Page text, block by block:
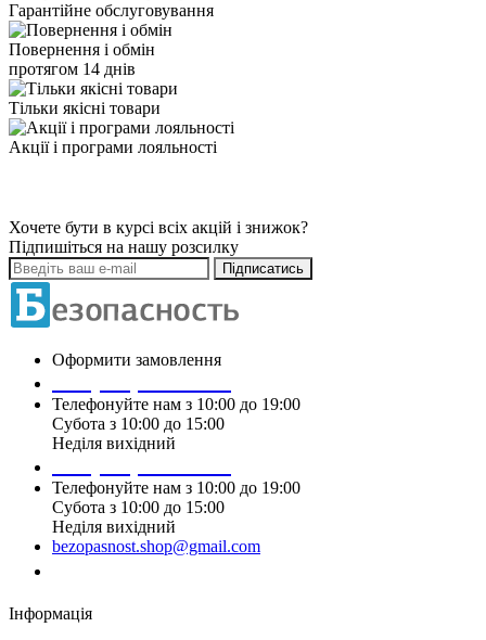
Гарантійне обслуговування
Повернення і обмін
протягом 14 днів
Тільки якісні товари
Акції і програми лояльності
Хочете бути в курсі всіх акцій і знижок?
Підпишіться на нашу розсилку
Підписатись
Оформити замовлення
Телефонуйте нам з 10:00 до 19:00
Субота з 10:00 до 15:00
Неділя вихідний
Телефонуйте нам з 10:00 до 19:00
Субота з 10:00 до 15:00
Неділя вихідний
bezopasnost.shop@gmail.com
Інформація